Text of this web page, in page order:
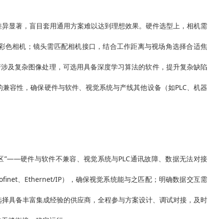
显著，盲目套用通用方案难以达到理想效果。硬件选型上，相机需
相机；镜头需匹配相机接口，结合工作距离与视场角选择合适焦
及复杂图像处理，可选用具备深度学习算法的软件，提升复杂缺陷
容性，确保硬件与软件、视觉系统与产线其他设备（如PLC、机器
”——硬件与软件不兼容、视觉系统与PLC通讯故障、数据无法对接
、Ethernet/IP），确保视觉系统能与之匹配；明确数据交互需
具备丰富集成经验的供应商，全程参与方案设计、调试对接，及时